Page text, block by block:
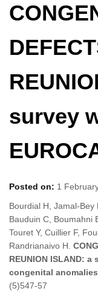
survey
Posted on: 1
Bourdial H, Jamal-Bey
Bauduin C, Boumahni
Touret Y, Cuillier F,
Randrianaivo H.
REUNION ISLAND:
congenital
(5)547-57